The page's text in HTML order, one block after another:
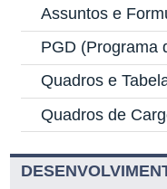
Assuntos e
PGD (Programa
Quadros e
Quadros de